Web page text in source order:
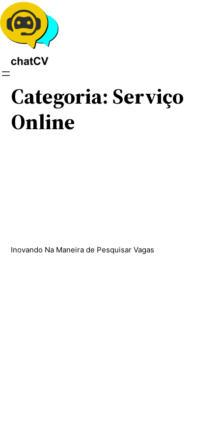
Pular
para
o
conteúdo
Categoria:Serviço
Online
Inovando Na Maneira de Pesquisar Vagas